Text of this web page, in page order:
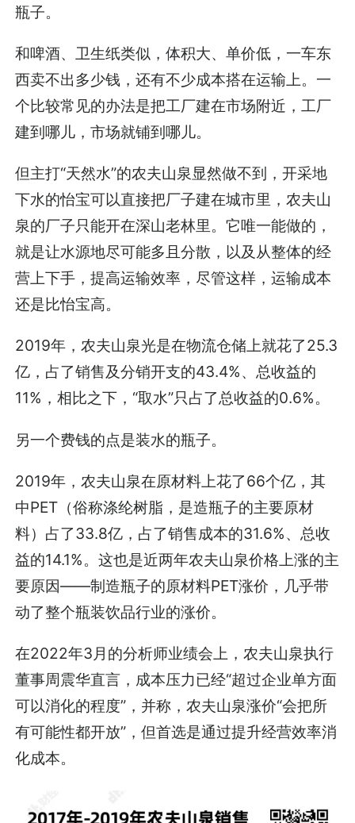
瓶子。
和啤酒、卫生纸类似，体积大、单价低，一车东
西卖不出多少钱，还有不少成本搭在运输上。一
个比较常见的办法是把工厂建在市场附近，工厂
建到哪儿，市场就铺到哪儿。
但主打“天然水”的农夫山泉显然做不到，开采地
下水的怡宝可以直接把厂子建在城市里，农夫山
泉的厂子只能开在深山老林里。它唯一能做的，
就是让水源地尽可能多且分散，以及从整体的经
营上下手，提高运输效率，尽管这样，运输成本
还是比怡宝高。
2019年，农夫山泉光是在物流仓储上就花了25.3
亿，占了销售及分销开支的43.4%、总收益的
11%，相比之下，“取水”只占了总收益的0.6%。
另一个费钱的点是装水的瓶子。
2019年，农夫山泉在原材料上花了66个亿，其
中PET（俗称涤纶树脂，是造瓶子的主要原材
料）占了33.8亿，占了销售成本的31.6%、总收
益的14.1%。这也是近两年农夫山泉价格上涨的主
要原因——制造瓶子的原材料PET涨价，几乎带
动了整个瓶装饮品行业的涨价。
在2022年3月的分析师业绩会上，农夫山泉执行
董事周震华直言，成本压力已经“超过企业单方面
可以消化的程度”，并称，农夫山泉涨价“会把所
有可能性都开放”，但首选是通过提升经营效率消
化成本。